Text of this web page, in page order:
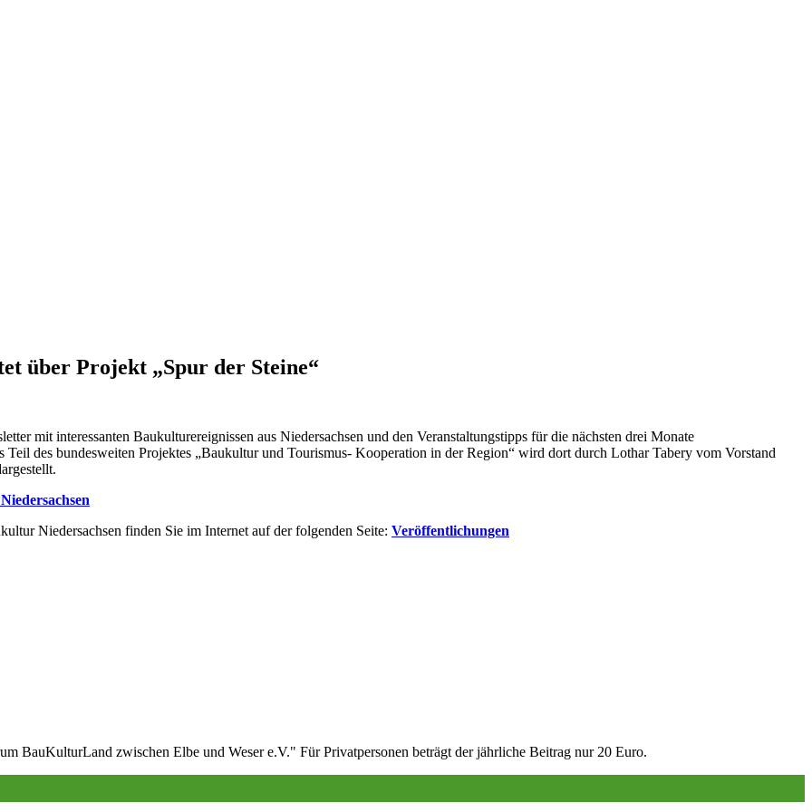
über Projekt „Spur der Steine“
mit interessanten Baukulturereignissen aus Niedersachsen und den Veranstaltungstipps für die nächsten drei Monate
des bundesweiten Projektes „Baukultur und Tourismus- Kooperation in der Region“ wird dort durch Lothar Tabery vom Vorstand
Niedersachsen finden Sie im Internet auf der folgenden Seite: Veröffentlichungen
BauKulturLand zwischen Elbe und Weser e.V." Für Privatpersonen beträgt der jährliche Beitrag nur 20 Euro.